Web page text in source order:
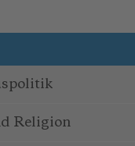
Religion